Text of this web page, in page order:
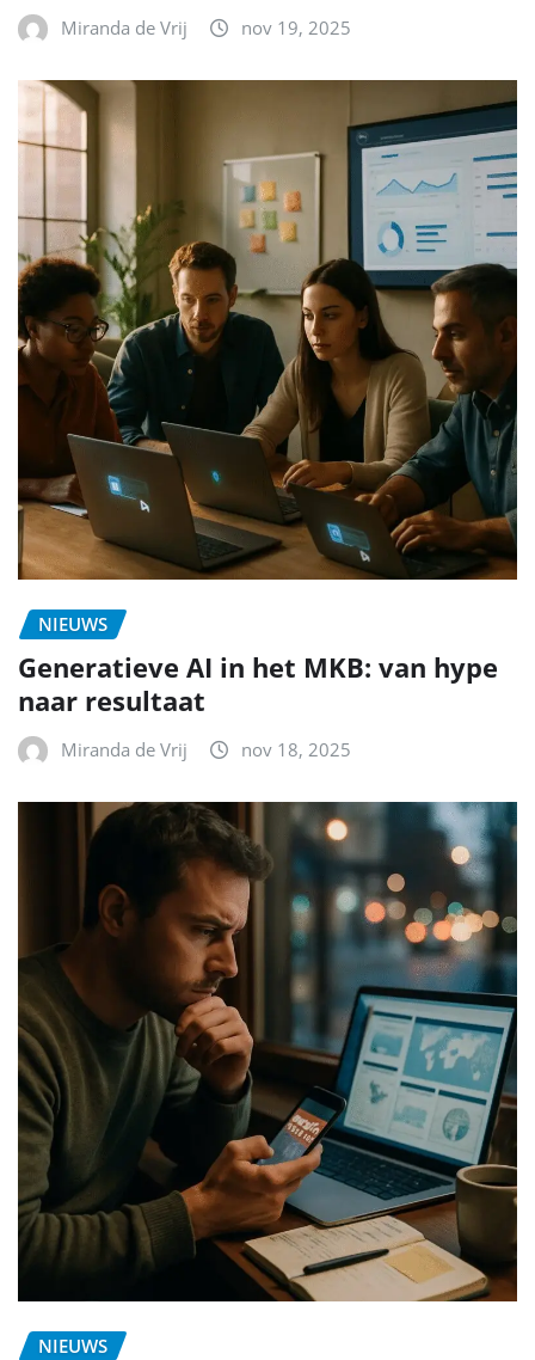
Miranda de Vrij nov 19, 2025
NIEUWS
Generatieve AI in het MKB: van hype
naar resultaat
Miranda de Vrij nov 18, 2025
NIEUWS